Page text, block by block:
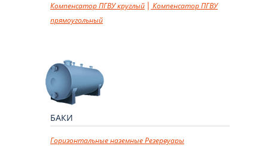
Компенсатор ПГВУ круглый
Компенсатор ПГВУ
прямоугольный
БАКИ
Горизонтальные наземныеРезервуары